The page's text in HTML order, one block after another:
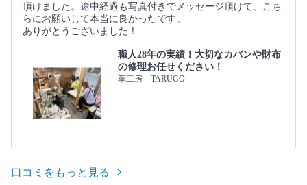
頂けました。途中経過も写真付きでメッセージ頂けて、こち
らにお願いして本当に良かったです。
ありがとうございました！
職人28年の実績！大切なカバンや財布
の修理お任せください！
革工房 TARUGO
口コミをもっと見る